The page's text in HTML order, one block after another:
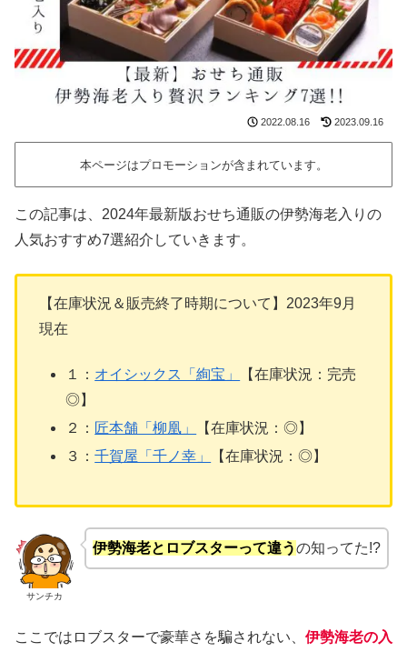
2022.08.16 2023.09.16
本ページはプロモーションが含まれています。
この記事は、2024年最新版おせち通販の伊勢海老入りの
人気おすすめ7選紹介していきます。
【在庫状況＆販売終了時期について】2023年9月
現在
１： オイシックス「絢宝」
【在庫状況：完売
◎】
２： 匠本舗「柳凰」
【在庫状況：◎】
３：千賀屋「千ノ幸」 【在庫状況：◎】
サンチカ
伊勢海老とロブスターって違うの知ってた!?
ここではロブスターで豪華さを騙されない、 伊勢海老の入